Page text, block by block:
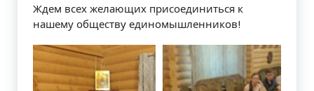
Ждем всех желающих присоединиться к
нашему обществу единомышленников!